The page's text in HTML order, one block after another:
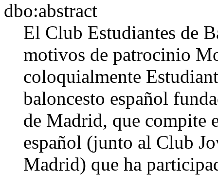
dbo:abstract
El Club Estudiantes de
motivos de patrocinio
coloquialmente
baloncesto español
de Madrid, que compite
español (junto al Club
Madrid) que ha